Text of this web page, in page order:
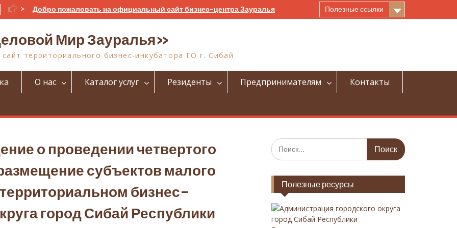
> Добро пожаловать на официальный сайт бизнес-центра Зауралья Полезные ссылки
Мир Зауралья»
территориального бизнес-инкубатора ГО г. Сибай
О нас Каталог услуг Резиденты Предпринимателям
Контакты
о проведении четвертого
субъектов малого
бизнес-
город Сибай Республики
И
с
а
:
Полезные ресурсы
Администрация городского округа
город Сибай Республики